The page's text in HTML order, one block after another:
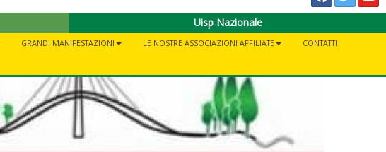
Uisp Nazionale
GRANDI MANIFESTAZIONI LE NOSTRE ASSOCIAZIONI AFFILIATE
CONTATTI